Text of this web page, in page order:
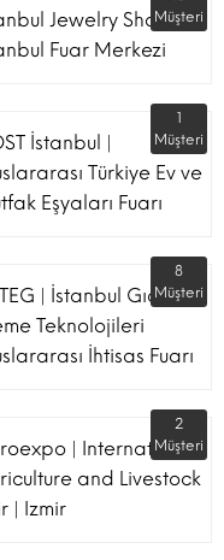
Jewelry Show |
Fuar Merkezi
Müşteri
İstanbul |
Türkiye Ev ve
Eşyaları Fuarı
1
Müşteri
| İstanbul Gıda
Teknolojileri
İhtisas Fuarı
8
Müşteri
| International
and Livestock
| Izmir
2
Müşteri